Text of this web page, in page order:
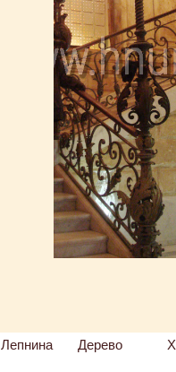
Лепнина Дерево